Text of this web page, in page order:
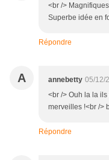
<br />
Superbe idée en
Répondre
A annebetty 05/12/
<br /> Ouh la la
merveilles !<br />
Répondre